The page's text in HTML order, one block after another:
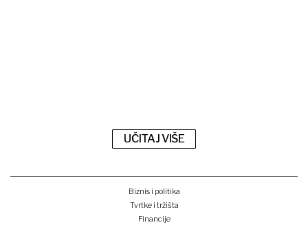
UČITAJ VIŠE
Biznis i politika
Tvrtke i tržišta
Financije